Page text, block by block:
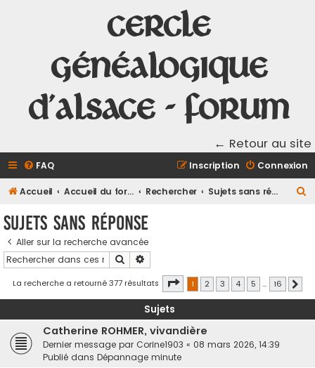
Cercle
Généalogique
d'Alsace - Forum
← Retour au site
FAQ Connexion
Inscription
Accueil Accueil du forum Rechercher Sujets sans réponse
c
h
Sujets sans réponse
Aller sur la recherche avancée
Rechercher
La recherche a retourné 377 résultats Page 1sur16
1 2 3 4 5 … 16
Sujets
Catherine ROHMER, vivandière
Dernier message par Corine1903 « 08 mars 2026, 14:39
Publié dans Dépannage minute